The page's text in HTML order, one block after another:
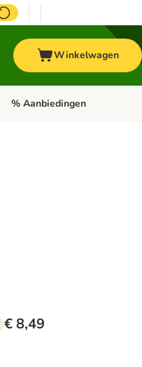
Winkelwagen
Open categorie menu:
% Aanbiedingen
€ 8,49